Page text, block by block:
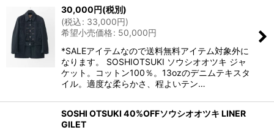
30,000円(税別)
(税込: 33,000円)
希望小売価格: 50,000円
*SALEアイテムなので送料無料アイテム対象外に
なります。 SOSHIOTSUKI ソウシオオツキ ジャ
ケット。コットン100％。13ozのデニムテキスタ
イル。適度な柔らかさ、程よいテン…
SOSHI OTSUKI 40%OFFソウシオオツキ LINER
GILET